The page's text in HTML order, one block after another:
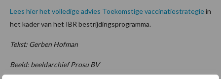
Lees hier het volledige advies Toekomstige vaccinatiestrategiein
het kader van het IBR bestrijdingsprogramma.
Tekst: Gerben Hofman
Beeld: beeldarchief Prosu BV